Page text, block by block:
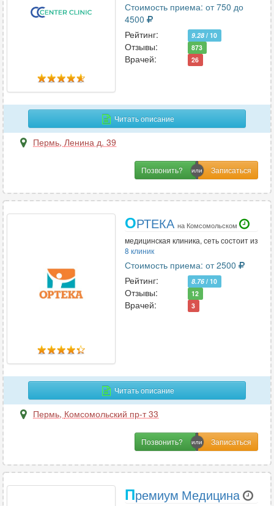
Стоимость приема: от 750 до
4500
Рейтинг:
9.28 / 10
Отзывы: 873
Врачей: 26
Читать описание
Пермь, Ленина д. 39
Позвонить?
ОРТЕКА на Комсомольском
медицинская клиника, сеть состоит из
8 клиник
Стоимость приема: от 2500
Рейтинг:
8.76 / 10
Отзывы: 12
Врачей: 3
Читать описание
Пермь, Комсомольский пр-т 33
Позвонить?
Премиум Медицина